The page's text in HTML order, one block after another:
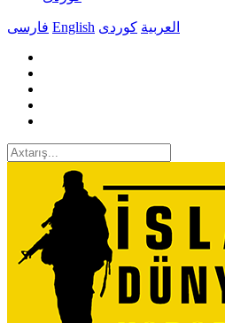
فارسی English العربیة کوردی